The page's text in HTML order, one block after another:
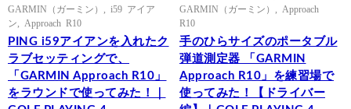
GARMIN（ガーミン）
i59 アイア
ン
Approach R10
PING i59アイアンを入れたク
ラブセッティングで、
「GARMIN Approach R10」
をラウンドで使ってみた！｜
GARMIN（ガーミン）
Approach
R10
手のひらサイズのポータブル
弾道測定器 「GARMIN
Approach R10」を練習場で
使ってみた！【ドライバー